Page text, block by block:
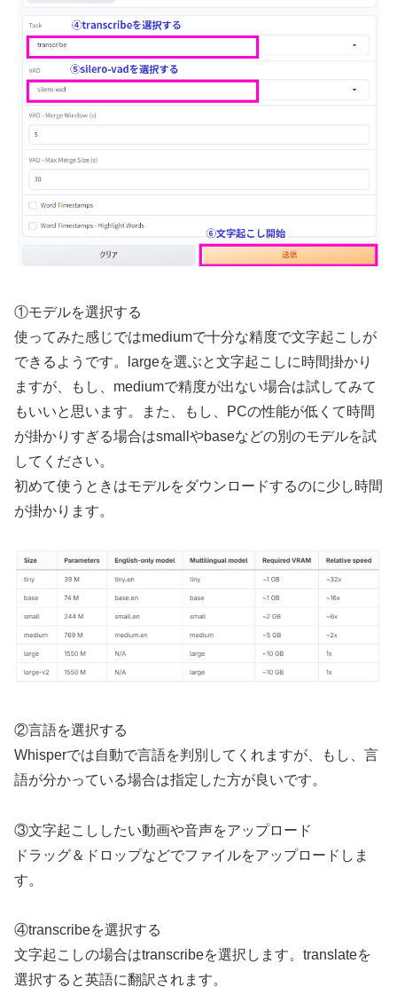
①モデルを選択する
使ってみた感じではmediumで十分な精度で文字起こしが
できるようです。largeを選ぶと文字起こしに時間掛かり
ますが、もし、mediumで精度が出ない場合は試してみて
もいいと思います。また、もし、PCの性能が低くて時間
が掛かりすぎる場合はsmallやbaseなどの別のモデルを試
してください。
初めて使うときはモデルをダウンロードするのに少し時間
が掛かります。
②言語を選択する
Whisperでは自動で言語を判別してくれますが、もし、言
語が分かっている場合は指定した方が良いです。
③文字起こししたい動画や音声をアップロード
ドラッグ＆ドロップなどでファイルをアップロードしま
す。
④transcribeを選択する
文字起こしの場合はtranscribeを選択します。translateを
選択すると英語に翻訳されます。